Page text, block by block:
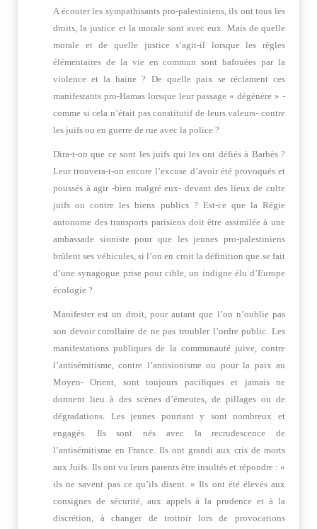
A écouter les sympathisants pro-palestiniens, ils ont tous les
droits, la justice et la morale sont avec eux. Mais de quelle
morale et de quelle justice s’agit-il lorsque les règles
élémentaires de la vie en commun sont bafouées par la
violence et la haine ? De quelle paix se réclament ces
manifestants pro-Hamas lorsque leur passage « dégénère » -
comme si cela n’était pas constitutif de leurs valeurs- contre
les juifs ou en guerre de rue avec la police ?
Dira-t-on que ce sont les juifs qui les ont défiés à Barbès ?
Leur trouvera-t-on encore l’excuse d’avoir été provoqués et
poussés à agir -bien malgré eux- devant des lieux de culte
juifs ou contre les biens publics ? Est-ce que la Régie
autonome des transports parisiens doit être assimilée à une
ambassade sioniste pour que les jeunes pro-palestiniens
brûlent ses véhicules, si l’on en croit la définition que se fait
d’une synagogue prise pour cible, un indigne élu d’Europe
écologie ?
Manifester est un droit, pour autant que l’on n’oublie pas
son devoir corollaire de ne pas troubler l’ordre public. Les
manifestations publiques de la communauté juive, contre
l’antisémitisme, contre l’antisionisme ou pour la paix au
Moyen- Orient, sont toujours pacifiques et jamais ne
donnent lieu à des scènes d’émeutes, de pillages ou de
dégradations. Les jeunes pourtant y sont nombreux et
engagés. Ils sont nés avec la recrudescence de
l’antisémitisme en France. Ils ont grandi aux cris de morts
aux Juifs. Ils ont vu leurs parents être insultés et répondre : «
ils ne savent pas ce qu’ils disent. » Ils ont été élevés aux
consignes de sécurité, aux appels à la prudence et à la
discrétion, à changer de trottoir lors de provocations